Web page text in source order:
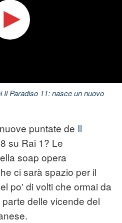
Il Paradiso 11: nasce un nuovo
puntate de Il
8 su Rai 1? Le
soap opera
ci sarà spazio per il
po' di volti che ormai da
delle vicende del